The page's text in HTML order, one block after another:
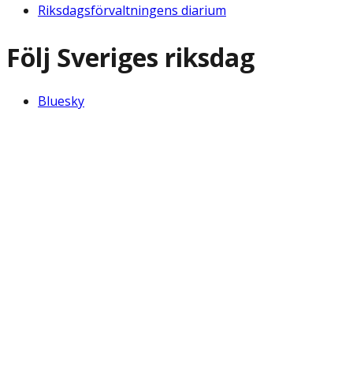
Riksdagsförvaltningens diarium
Följ Sveriges riksdag
Bluesky